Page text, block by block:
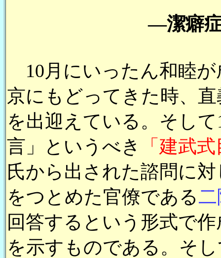
―潔癖
10月にいったん和睦が
京にもどってきた時、
を出迎えている。そし
言」というべき
「建武
氏から出された諮問に
をつとめた官僚である
回答するという形式で
を示すものである。そ